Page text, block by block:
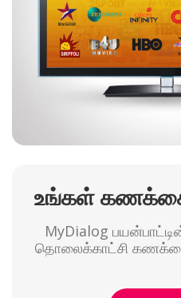
உங்கள் கணக்கை
MyDialog
தொலைக்காட்சி கணக்கை